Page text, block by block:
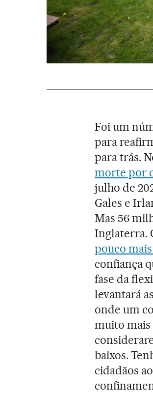
Foi um
para
para trás.
morte por
julho de
Gales e
Mas 56
Inglaterra.
pouco
confiança
fase da
levantará
onde um
muito mais
baixos.
cidadãos